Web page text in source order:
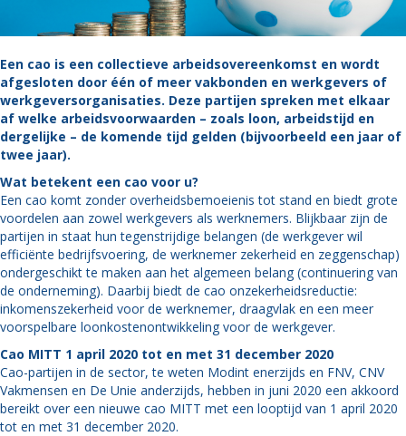
Een cao is een collectieve arbeidsovereenkomst en wordt
afgesloten door één of meer vakbonden en werkgevers of
werkgeversorganisaties. Deze partijen spreken met elkaar
af welke arbeidsvoorwaarden – zoals loon, arbeidstijd en
dergelijke – de komende tijd gelden (bijvoorbeeld een jaar of
twee jaar).
Wat betekent een cao voor u?
Een cao komt zonder overheidsbemoeienis tot stand en biedt grote
voordelen aan zowel werkgevers als werknemers. Blijkbaar zijn de
partijen in staat hun tegenstrijdige belangen (de werkgever wil
efficiënte bedrijfsvoering, de werknemer zekerheid en zeggenschap)
ondergeschikt te maken aan het algemeen belang (continuering van
de onderneming). Daarbij biedt de cao onzekerheidsreductie:
inkomenszekerheid voor de werknemer, draagvlak en een meer
voorspelbare loonkostenontwikkeling voor de werkgever.
Cao MITT 1 april 2020 tot en met 31 december 2020
Cao-partijen in de sector, te weten Modint enerzijds en FNV, CNV
Vakmensen en De Unie anderzijds, hebben in juni 2020 een akkoord
bereikt over een nieuwe cao MITT met een looptijd van 1 april 2020
tot en met 31 december 2020.